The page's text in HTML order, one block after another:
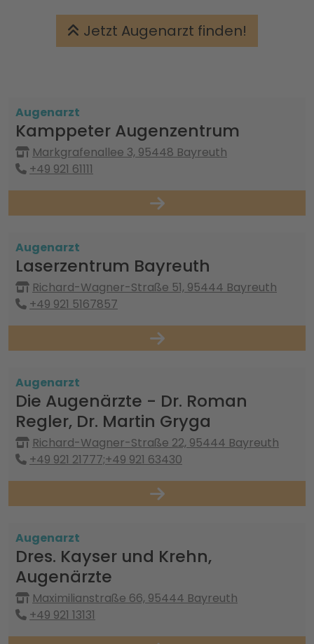
Jetzt Augenarzt finden!
Augenarzt
Kamppeter Augenzentrum
Markgrafenallee 3, 95448 Bayreuth
+49 921 61111
Augenarzt
Laserzentrum Bayreuth
Richard-Wagner-Straße 51, 95444 Bayreuth
+49 921 5167857
Augenarzt
Die Augenärzte - Dr. Roman
Regler, Dr. Martin Gryga
Richard-Wagner-Straße 22, 95444 Bayreuth
+49 921 21777;+49 921 63430
Augenarzt
Dres. Kayser und Krehn,
Augenärzte
Maximilianstraße 66, 95444 Bayreuth
+49 921 13131